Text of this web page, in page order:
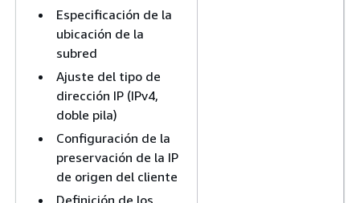
Especificación de la
ubicación de la
subred
Ajuste del tipo de
dirección IP (IPv4,
doble pila)
Configuración de la
preservación de la IP
de origen del cliente
Definición de los